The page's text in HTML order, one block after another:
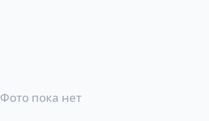
Фото пока нет